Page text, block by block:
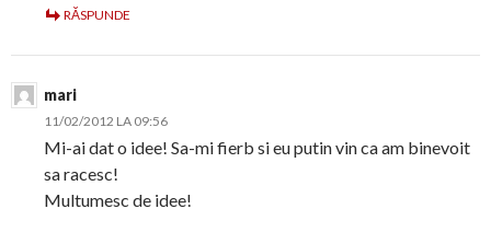
RĂSPUNDE
mari
11/02/2012 LA 09:56
Mi-ai dat o idee! Sa-mi fierb si eu putin vin ca am binevoit
sa racesc!
Multumesc de idee!